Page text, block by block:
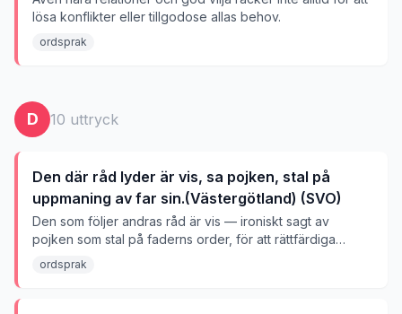
lösa konflikter eller tillgodose allas behov.
ordsprak
D 10 uttryck
Den där råd lyder är vis, sa pojken, stal på
uppmaning av far sin.(Västergötland) (SVO)
Den som följer andras råd är vis — ironiskt sagt av
pojken som stal på faderns order, för att rättfärdiga
lydnad inför dåliga råd.
ordsprak